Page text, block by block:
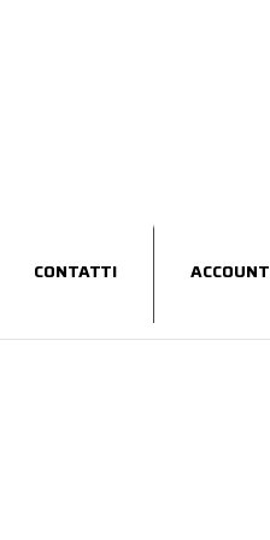
CONTATTI ACCOUNT